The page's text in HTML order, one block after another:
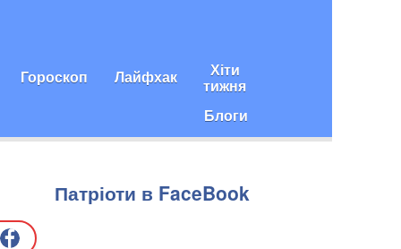
Гороскоп Лайфхак Хіти
тижня
Блоги
Патріоти в FaceBook